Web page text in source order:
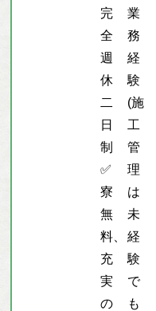
完
全
週
休
二
日
制
✅
寮
無
料、
充
実
の
業
務
経
験
(施
工
管
理
は
未
経
験
で
も